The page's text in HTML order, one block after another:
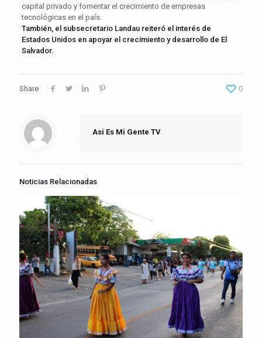
capital privado y fomentar el crecimiento de empresas
tecnológicas en el país.
También, el subsecretario Landau reiteró el interés de
Estados Unidos en apoyar el crecimiento y desarrollo de El
Salvador.
Share 0
Asi Es Mi Gente TV
Noticias Relacionadas